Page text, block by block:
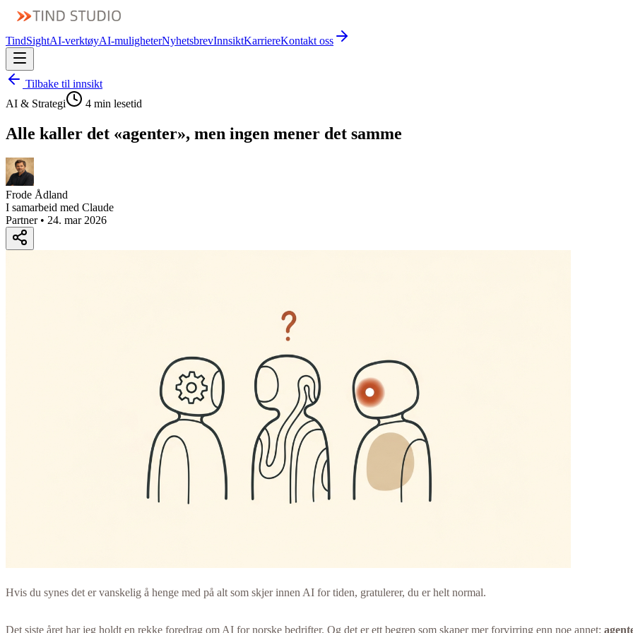
TindSightAI-verktøyAI-muligheterNyhetsbrevInnsiktKarriereKontakt oss
Tilbake til innsikt
AI & Strategi
4 min lesetid
Alle kaller det «agenter», men ingen mener det samme
Frode Ådland
I samarbeid med Claude
Partner• 24. mar 2026
Hvis du synes det er vanskelig å henge med på alt som skjer innen AI for tiden, gratulerer, du er helt normal.
Det siste året har jeg holdt en rekke foredrag om AI for norske bedrifter. Og det er ett begrep som skaper mer forvirring enn noe annet: